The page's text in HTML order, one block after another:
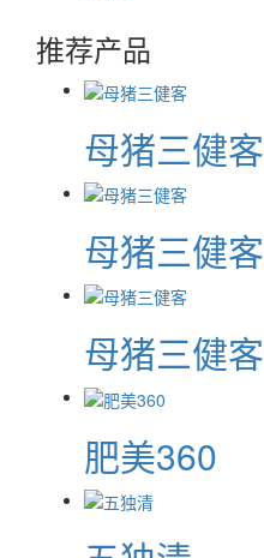
推荐产品
母猪三健客
母猪三健客
母猪三健客
肥美360